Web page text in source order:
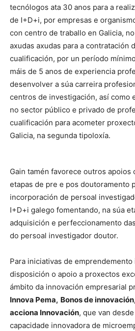
tecnólogos ata 30 anos para a
de I+D+i, por empresas e
con centro de traballo en Galicia,
axudas axudas para a contratación
cualificación, por un período
máis de 5 anos de experiencia
desenvolver a súa carreira
centros de investigación, así como
no sector público e privado de
cualificación para acometer
Galicia, na segunda tipoloxía.
Gain tamén favorece outros apoios
etapas de pre e pos doutoramento
incorporación de persoal
I+D+i galego fomentando, na súa
adquisición e perfeccionamento
do persoal investigador doutor.
Para iniciativas de
disposición o apoio a proxectos
ámbito da innovación empresarial
Innova Pema, Bonos de
acciona Innovación, que van
capacidade innovadora de